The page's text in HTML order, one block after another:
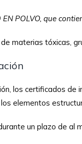
EN POLVO, que
materias tóxicas,
los certificados de
elementos
un plazo de al